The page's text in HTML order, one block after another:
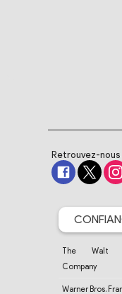
Retrouvez-nous
The Walt
Company
Warner Bros.